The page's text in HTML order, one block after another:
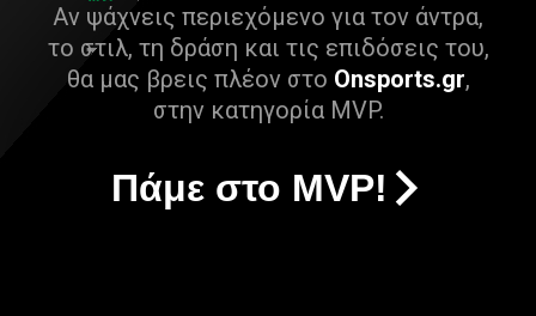
Αν ψάχνεις περιεχόμενο για τον άντρα,
το στιλ, τη δράση και τις επιδόσεις του,
θα μας βρεις πλέον στο Onsports.gr,
στην κατηγορία MVP.
Πάμε στο MVP!